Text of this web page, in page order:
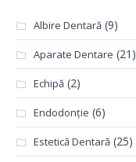
Albire Dentară (9)
Aparate Dentare (21)
Echipă (2)
Endodonție (6)
Estetică Dentară (25)